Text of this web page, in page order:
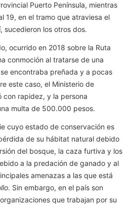
Puerto Península, mientras
19, en el tramo que atraviesa el
sucedieron los otros dos.
ocurrido en 2018 sobre la Ruta
conmoción al tratarse de una
encontraba preñada y a pocas
este caso, el Ministerio de
con rapidez, y la persona
multa de 500.000 pesos.
cuyo estado de conservación es
de su hábitat natural debido
del bosque, la caza furtiva y los
a la predación de ganado y al
amenazas a las que está
. Sin embargo, en el país son
que trabajan por su